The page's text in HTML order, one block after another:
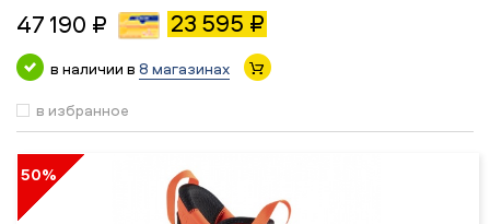
47 190 ₽ 23 595 ₽
в наличии в 8 магазинах
в избранное
50%